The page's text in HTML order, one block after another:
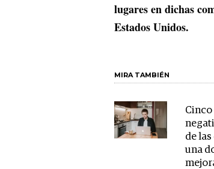
lugares en dichas
Estados Unidos.
MIRA TAMBIÉN
de las
una